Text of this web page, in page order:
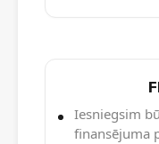
Iesniegsim
finansējuma